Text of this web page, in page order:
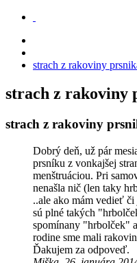
strach z rakoviny
strach z rakoviny
strach z rakoviny
Dobrý deň, už pár
prsníku z vonkajšej
menštruáciou. Pri
nenašla nič (len taky
..ale ako mám vedieť či
sú plné takých
spomínany "hrbolček"
rodine sme mali
Ďakujem za odpoveď.